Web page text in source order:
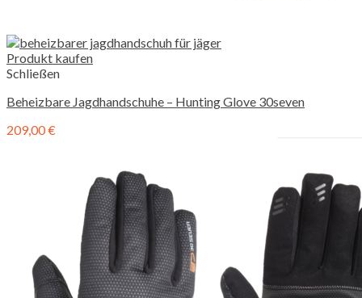
Produkt kaufen
Schließen
Beheizbare Jagdhandschuhe – Hunting Glove 30seven
209,00€